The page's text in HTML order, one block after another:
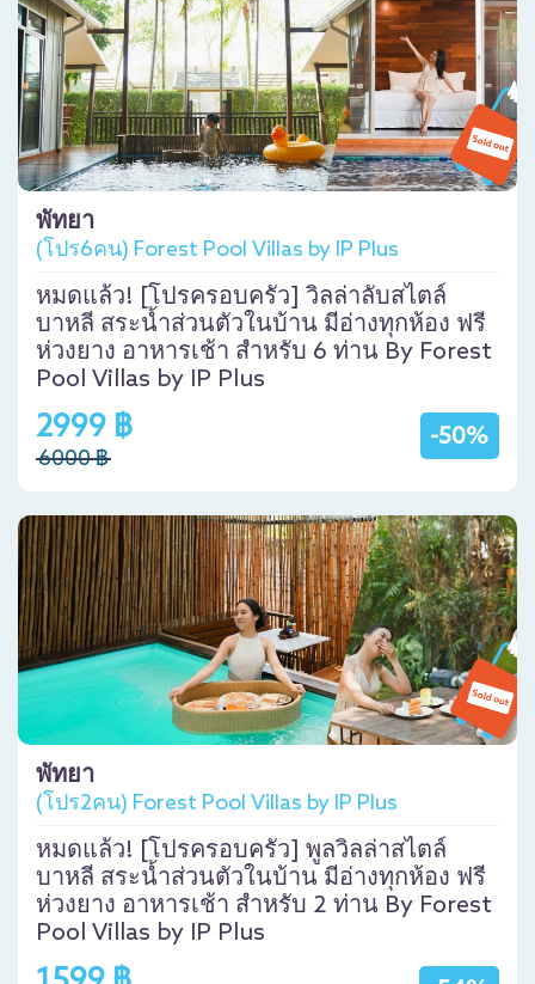
พัทยา
(โปร6คน) Forest Pool Villas by IP Plus
หมดแล้ว! [โปรครอบครัว] วิลล่าลับสไตล์
บาหลี สระน้ำส่วนตัวในบ้าน มีอ่างทุกห้อง ฟรี
ห่วงยาง อาหารเช้า สำหรับ 6 ท่าน By Forest
Pool Villas by IP Plus
-50%
2999 ฿
6000 ฿
พัทยา
(โปร2คน) Forest Pool Villas by IP Plus
หมดแล้ว! [โปรครอบครัว] พูลวิลล่าสไตล์
บาหลี สระน้ำส่วนตัวในบ้าน มีอ่างทุกห้อง ฟรี
ห่วงยาง อาหารเช้า สำหรับ 2 ท่าน By Forest
Pool Villas by IP Plus